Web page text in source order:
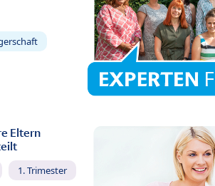
Eltern
1. Trimester